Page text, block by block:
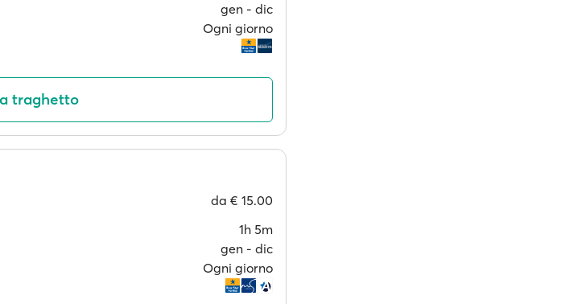
gen ‐ dic
Ogni giorno
traghetto
da € 15.00
1h 5m
gen ‐ dic
Ogni giorno